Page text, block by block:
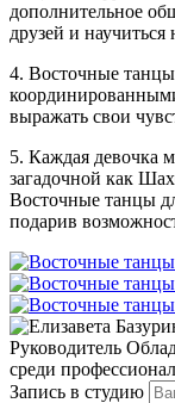
дополнительное
друзей и
4. Восточные
выражать свои
5. Каждая девочка
загадочной как
Восточные танцы
подарив
Руководитель
среди
Запись в студию